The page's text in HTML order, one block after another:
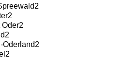
2
2
Oder2
2
Oderland2
2